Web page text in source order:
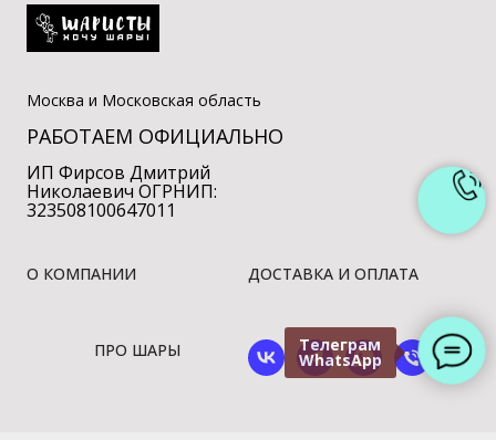
Телеграм
WhatsApp
Москва и Московская область
РАБОТАЕМ ОФИЦИАЛЬНО
ИП Фирсов Дмитрий
Николаевич ОГРНИП:
323508100647011
О КОМПАНИИ ДОСТАВКА И ОПЛАТА
ПРО ШАРЫ